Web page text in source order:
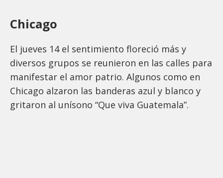
Chicago
El jueves 14 el sentimiento floreció más y
diversos grupos se reunieron en las calles para
manifestar el amor patrio. Algunos como en
Chicago alzaron las banderas azul y blanco y
gritaron al unísono “Que viva Guatemala”.